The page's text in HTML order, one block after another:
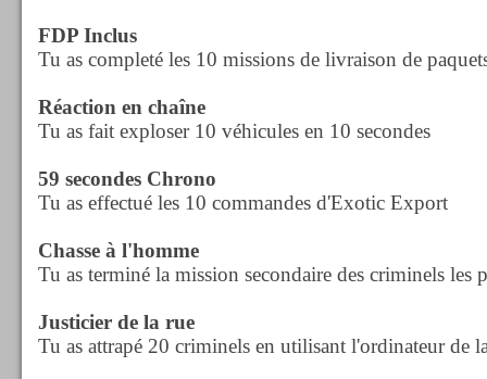
FDP Inclus
Tu as completé les 10 missions de livraison de
Réaction en chaîne
Tu as fait exploser 10 véhicules en 10 secondes
59 secondes Chrono
Tu as effectué les 10 commandes d'Exotic Export
Chasse à l'homme
Tu as terminé la mission secondaire des criminels les
Justicier de la rue
Tu as attrapé 20 criminels en utilisant l'ordinateur de